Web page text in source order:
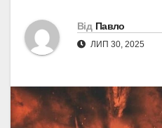
Від Павло
ЛИП 30, 2025